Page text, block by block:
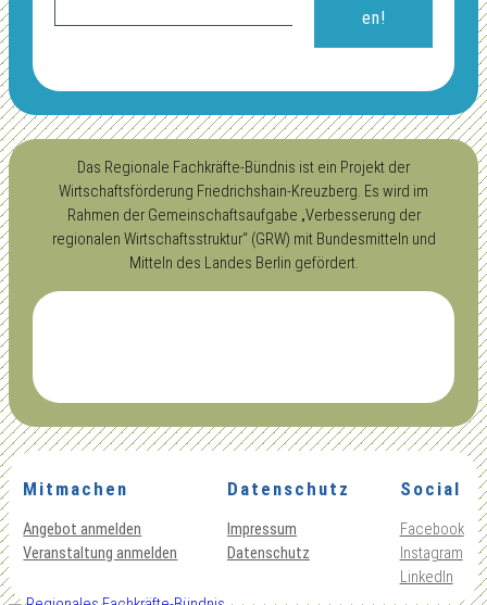
Das Regionale Fachkräfte-Bündnis ist ein Projekt der
Wirtschaftsförderung Friedrichshain-Kreuzberg. Es wird im
Rahmen der Gemeinschaftsaufgabe „Verbesserung der
regionalen Wirtschaftsstruktur“ (GRW) mit Bundesmitteln und
Mitteln des Landes Berlin gefördert.
Mitmachen
Angebot anmelden
Veranstaltung anmelden
Datenschutz
Impressum
Datenschutz
Social
Facebook
Instagram
LinkedIn